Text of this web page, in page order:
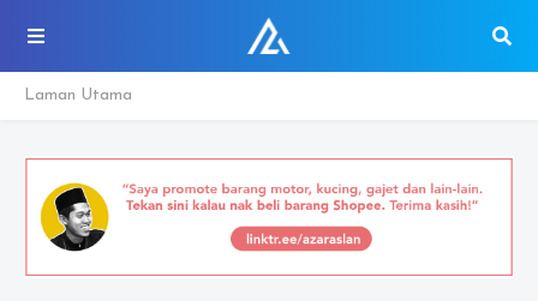
Laman Utama